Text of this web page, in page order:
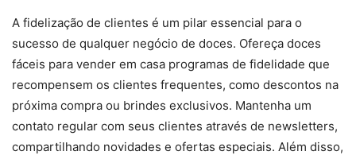
A fidelização de clientes é um pilar essencial para o
sucesso de qualquer negócio de doces. Ofereça doces
fáceis para vender em casa programas de fidelidade que
recompensem os clientes frequentes, como descontos na
próxima compra ou brindes exclusivos. Mantenha um
contato regular com seus clientes através de newsletters,
compartilhando novidades e ofertas especiais. Além disso,